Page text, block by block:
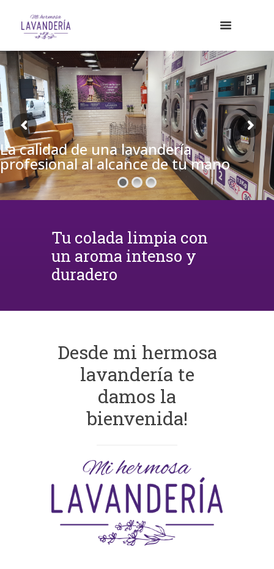
La calidad de una lavandería
profesional al alcance de tu mano
Tu colada limpia con
un aroma intenso y
duradero
Desde mi hermosa
lavandería te
damos la
bienvenida!